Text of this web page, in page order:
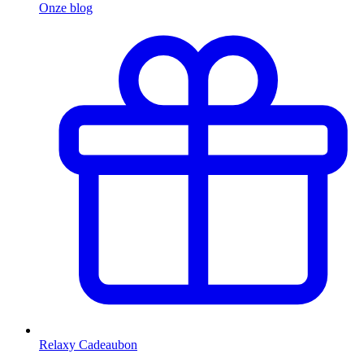
Onze blog
Relaxy Cadeaubon